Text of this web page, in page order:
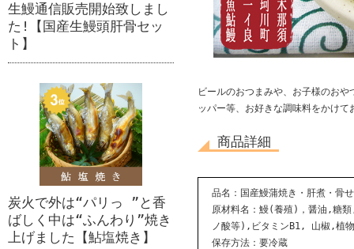
ビールのおつまみや、お子様のお
ッパー等、お好きな調味料をかけて
商品詳細
品名：国産鰻蒲焼き・肝煮・骨
原材料名：鰻(養殖)，醤油,糖
ノ酸等),ビタミンB1, 山椒,植
保存方法：要冷蔵
生鰻通信販売開始致しまし
た!【国産生鰻頭肝骨セッ
ト】
炭火で外は“パリっ ”と香
ばしく中は“ふんわり”焼き
上げました【鮎塩焼き】